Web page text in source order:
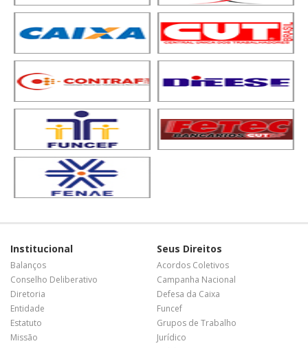
Institucional
Balanços
Conselho Deliberativo
Diretoria
Entidade
Estatuto
Missão
Seus Direitos
Acordos Coletivos
Campanha Nacional
Defesa da Caixa
Funcef
Grupos de Trabalho
Jurídico